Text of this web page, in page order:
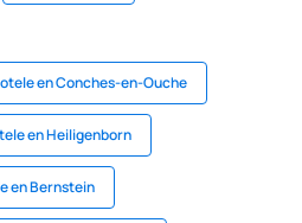
en Conches-en-Ouche
en Heiligenborn
en Bernstein